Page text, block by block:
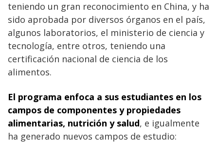
teniendo un gran reconocimiento en China, y ha
sido aprobada por diversos órganos en el país,
algunos laboratorios, el ministerio de ciencia y
tecnología, entre otros, teniendo una
certificación nacional de ciencia de los
alimentos.
El programa enfoca a sus estudiantes en los
campos de componentes y propiedades
alimentarias, nutrición y salud, e igualmente
ha generado nuevos campos de estudio: